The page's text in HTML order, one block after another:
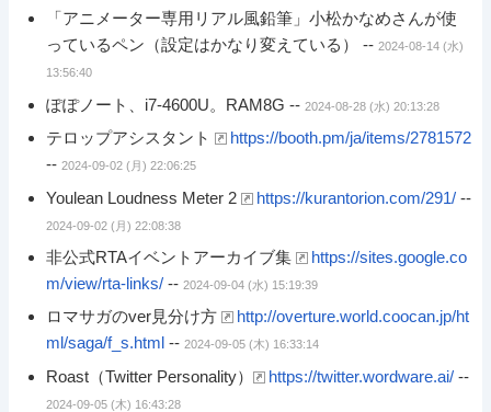
「アニメーター専用リアル風鉛筆」小松かなめさんが使
っているペン（設定はかなり変えている） -- 2024-08-14 (水)
13:56:40
ぽぽノート、i7-4600U。RAM8G -- 2024-08-28 (水) 20:13:28
テロップアシスタント
https://booth.pm/ja/items/2781572
-- 2024-09-02 (月) 22:06:25
Youlean Loudness Meter 2 https://kurantorion.com/291/ --
2024-09-02 (月) 22:08:38
非公式RTAイベントアーカイブ集
https://sites.google.co
m/view/rta-links/ -- 2024-09-04 (水) 15:19:39
ロマサガのver見分け方
http://overture.world.coocan.jp/ht
ml/saga/f_s.html -- 2024-09-05 (木) 16:33:14
Roast（Twitter Personality） https://twitter.wordware.ai/ --
2024-09-05 (木) 16:43:28